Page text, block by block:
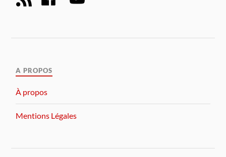
A PROPOS
À propos
Mentions Légales